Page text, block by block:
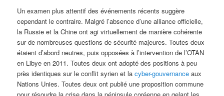
Un examen plus attentif des événements récents suggère
cependant le contraire. Malgré l’absence d’une alliance officielle,
la Russie et la Chine ont agi virtuellement de manière cohérente
sur de nombreuses questions de sécurité majeures. Toutes deux
étaient d’abord neutres, puis opposées à l’intervention de l’OTAN
en Libye en 2011. Toutes deux ont adopté des positions à peu
près identiques sur le conflit syrien et lacyber-gouvernance aux
Nations Unies. Toutes deux ont publié une proposition commune